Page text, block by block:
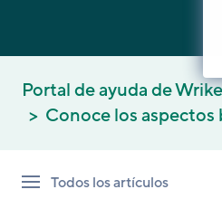
Portal de ayuda de Wrike
Conoce los aspectos
Todos los artículos